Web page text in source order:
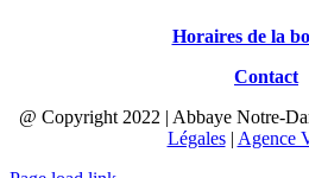
Horaires de la
Contact
@ Copyright 2022 | Abbaye Notre-
Légales| Agence